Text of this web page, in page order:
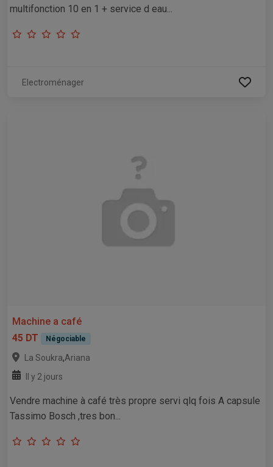
multifonction 10 en 1 + service d eau...
Electroménager
Machine a café
45 DT
Négociable
La Soukra,Ariana
Il y 2 jours
Vendre machine à café très propre servi qlq fois A capsule
Tassimo Bosch ,tres bon...